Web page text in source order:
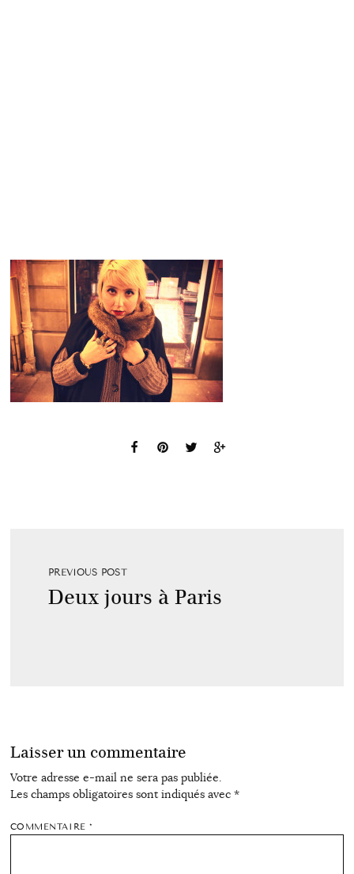
PREVIOUS POST
Deux jours à Paris
Laisser un commentaire
Votre adresse e-mail ne sera pas publiée.
Les champs obligatoires sont indiqués avec *
COMMENTAIRE*